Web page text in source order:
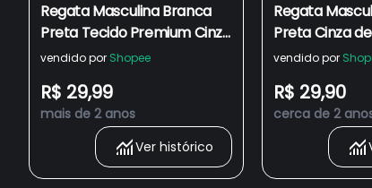
Regata Masculina Branca
Preta Tecido Premium Cinza
de Academia Justa
HIP HOP Rapper Unissex
vendido por Shopee
R$ 29,99
mais de 2 anos
Ver histórico
Regata
Preta Cinza
Justa
vendido por
R$ 29,90
cerca de 2